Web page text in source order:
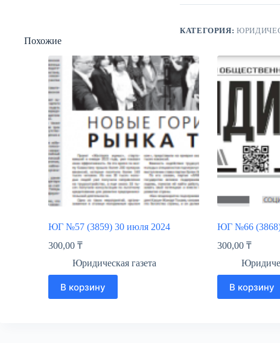
4
2025
КАТЕГОРИЯ:
Похожие
ЮГ №57 (3859) 30 июля 2024
300,00 ₸
Юридическая газета
В корзину
ЮГ №66 (3868)
300,00 ₸
В корзину